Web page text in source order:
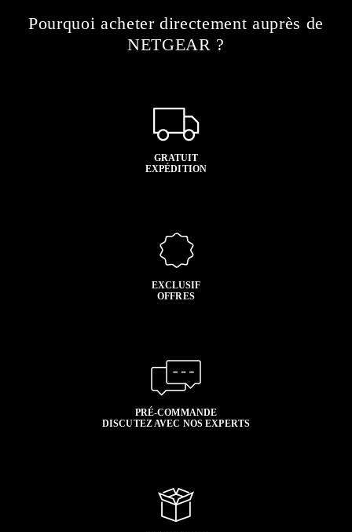
Pourquoi acheter directement auprès de
NETGEAR ?
GRATUIT
EXPÉDITION
EXCLUSIF
OFFRES
PRÉ-COMMANDE
DISCUTEZ AVEC NOS EXPERTS